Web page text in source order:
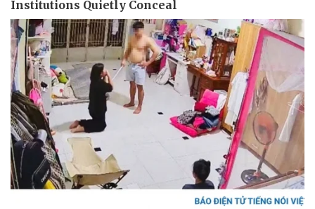
Thể thao
Bóng đá
Lịch thi đấu bóng đá
Thế giới thể thao
eSports
Hậu trường
Ô tô - Xe máy
Ô tô
Xe máy
Tư vấn